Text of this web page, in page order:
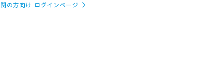
の方向け ログインページ